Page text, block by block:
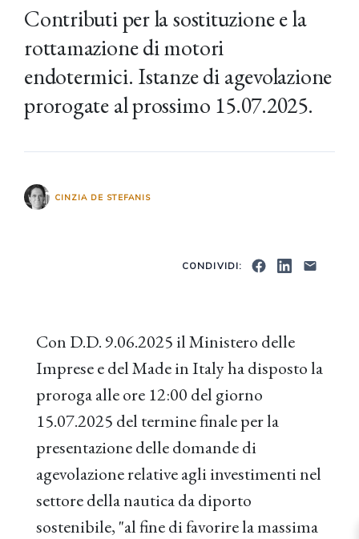
Contributi per la sostituzione e la
rottamazione di motori
endotermici. Istanze di agevolazione
prorogate al prossimo 15.07.2025.
CINZIA DE STEFANIS
CONDIVIDI:
Con D.D. 9.06.2025 il Ministero delle
Imprese e del Made in Italy ha disposto la
proroga alle ore 12:00 del giorno
15.07.2025 del termine finale per la
presentazione delle domande di
agevolazione relative agli investimenti nel
settore della nautica da diporto
sostenibile, "al fine di favorire la massima